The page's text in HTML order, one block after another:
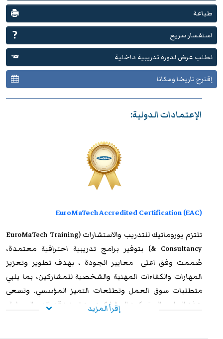
طباعة
استفسار سريع
لطلب عرض لدورة تدريبية داخلية
إقترح تاريخا ومكانا
الإعتمادات الدولية:
EuroMaTech Accredited Certification (EAC)
تلتزم يوروماتيك للتدريب
والاستشارات (EuroMaTech Training
& Consultancy) بتوفير برامج تدريبية احترافية معتمدة،
صُممت وفق اعلى معايير الجودة ، بهدف تطوير وتعزيز
المهارات والكفاءات المهنية والشخصية للمشاركين، بما يلبي
متطلبات سوق العمل وتطلعات التميز المؤسسي. وتسعى
هذه البرامج إلى تمكين المشاركين من تعزيز قدراتهم العملية،
إقرأ المزيد